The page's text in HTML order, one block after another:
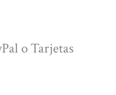
o Tarjetas